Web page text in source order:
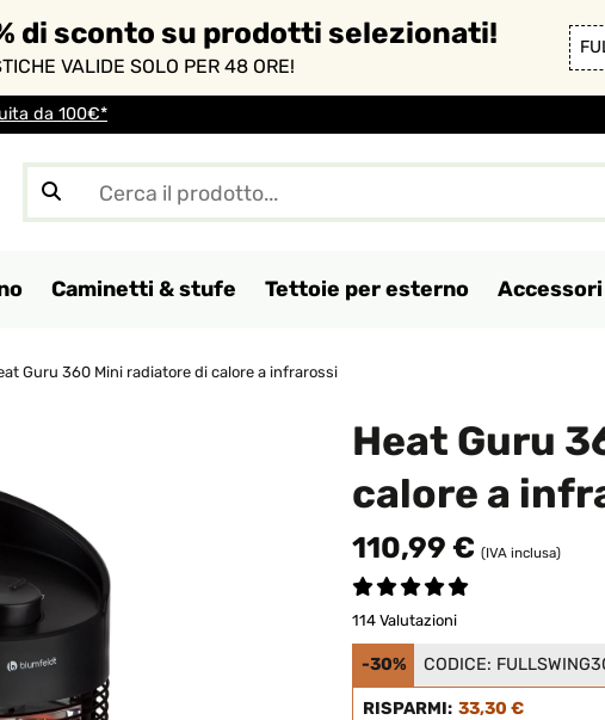
di sconto su prodotti selezionati!
VALIDE SOLO PER 48 ORE!
da 100€*
Caminetti & stufe Tettoie per esterno
Guru 360 Mini radiatore di calore a infrarossi
Heat Guru
calore a
110,99 € (IVA inclusa)
114 Valutazioni
-30% CODICE:
RISPARMI: 33,30 €